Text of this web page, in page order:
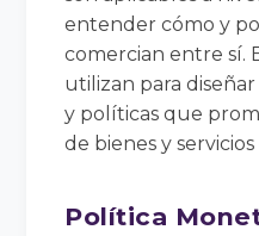
entender cómo y
comercian entre sí.
utilizan para
y políticas que
de bienes y
Política